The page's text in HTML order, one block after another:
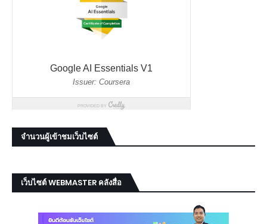
จำนวนผู้เข้าชมเว็บไซต์
เว็บไซต์ WEBMASTER คลังสื่อ